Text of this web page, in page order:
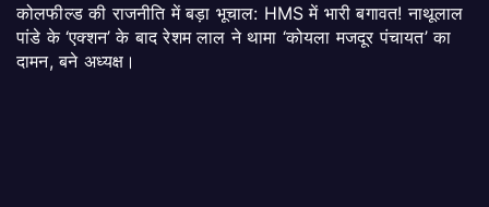
कोलफील्ड की राजनीति में बड़ा भूचाल: HMS में भारी बगावत! नाथूलाल
पांडे के ‘एक्शन’ के बाद रेशम लाल ने थामा ‘कोयला मजदूर पंचायत’ का
दामन, बने अध्यक्ष।